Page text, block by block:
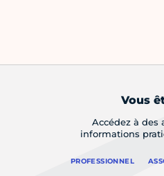
Vous
Accédez à des
informations
PROFESSIONNEL